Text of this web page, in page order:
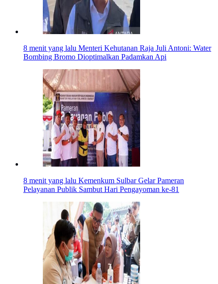
8 menit yang lalu Menteri Kehutanan Raja Juli Antoni: Water
Bombing Bromo Dioptimalkan Padamkan Api
8 menit yang lalu Kemenkum Sulbar Gelar Pameran
Pelayanan Publik Sambut Hari Pengayoman ke-81